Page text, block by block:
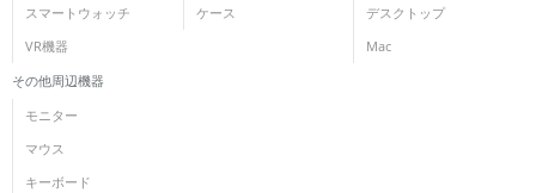
スマートウォッチ
VR機器
ケース デスクトップ
Mac
その他周辺機器
モニター
マウス
キーボード